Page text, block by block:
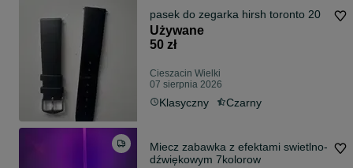
pasek do zegarka hirsh toronto 20
Używane
50 zł
Cieszacin Wielki
07 sierpnia 2026
Klasyczny Czarny
Miecz zabawka z efektami swietlno-
dźwiękowym 7kolorow